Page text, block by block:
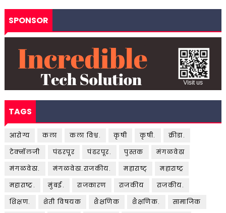
SPONSOR
TAGS
आरोग्य कला कला विश्व. कृषी कृषी.
क्रीडा.
टेक्नॉलजी
पंढरपूर पंढरपूर. पुस्तक
मंगळवेढा
मंगळवेढा.
मंगळवेढा.राजकीय. महाराष्ट्
महाराष्ट्र
महाराष्ट्र.
मुंबई. राजकारण राजकीय
राजकीय.
शिक्षण.
शेती विषयक शैक्षणिक शैक्षणिक.
सामाजिक